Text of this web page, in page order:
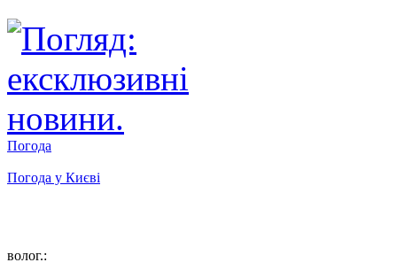
Погода
Погода у Києві
волог.: